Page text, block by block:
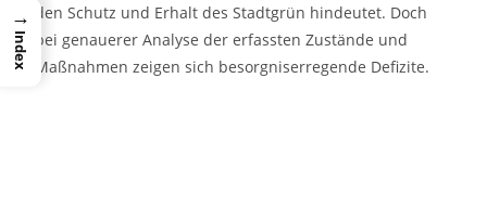
den Schutz und Erhalt des Stadtgrün hindeutet. Doch
bei genauerer Analyse der erfassten Zustände und
Maßnahmen zeigen sich besorgniserregende Defizite.
→
Index